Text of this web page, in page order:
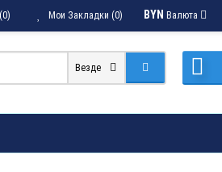
BYN Валюта
Мои Закладки (0)
Везде